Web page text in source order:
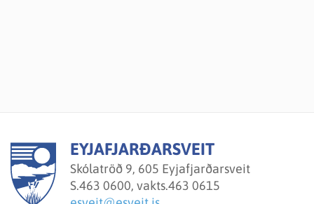
EYJAFJARÐARSVEIT
Skólatröð 9, 605 Eyjafjarðarsveit
S.463 0600, vakts.463 0615